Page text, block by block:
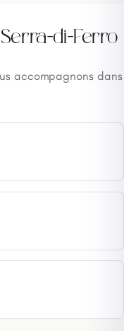
di-Ferro
accompagnons dans